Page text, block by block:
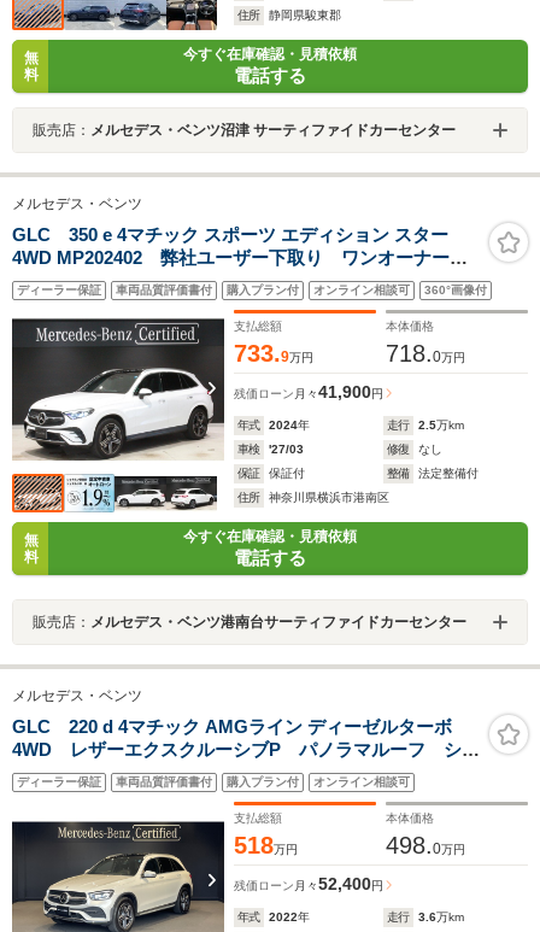
住所
静岡県駿東郡
無
料
今すぐ在庫確認・見積依頼
電話する
販売店： メルセデス・ベンツ沼津 サーティファイドカーセンター
メルセデス・ベンツ
GLC 350 e 4マチック スポーツ エディション スター
4WD MP202402 弊社ユーザー下取り ワンオーナー
車 認定中古車保証2年 AMGレザーエクスクルーシブ
パッケージ パノラミックスライディングルーフ アン
ビエントライト 360°カメラシステム ヘッドアップデ
ィスプレイ
ディーラー保証 車両品質評価書付 購入プラン付 オンライン相談可 360°画像付
支払総額
733.9万円
本体価格
718.0万円
残価ローン 月々41,900円
年式 2024年 走行 2.5万km
車検
'27/03 修復
なし
保証
保証付 整備
法定整備付
住所
神奈川県横浜市港南区
無
料
今すぐ在庫確認・見積依頼
電話する
販売店： メルセデス・ベンツ港南台サーティファイドカーセンター
メルセデス・ベンツ
GLC 220 d 4マチック AMGライン ディーゼルターボ
4WD レザーエクスクルーシブP パノラマルーフ シー
トベンチレーター アンビエントライト ヘッドアップ
ディスプレイ
ディーラー保証 車両品質評価書付 購入プラン付 オンライン相談可
支払総額
518万円
本体価格
498.0万円
残価ローン 月々52,400円
年式 2022年 走行 3.6万km